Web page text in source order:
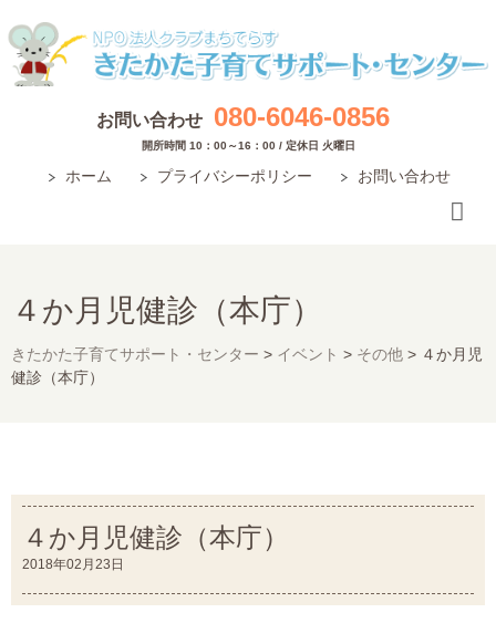
お問い合わせ 080-6046-0856
開所時間 10：00～16：00 / 定休日 火曜日
ホーム プライバシーポリシー お問い合わせ
４か月児健診（本庁）
きたかた子育てサポート・センター > イベント > その他 > ４か月児
健診（本庁）
４か月児健診（本庁）
2018年02月23日